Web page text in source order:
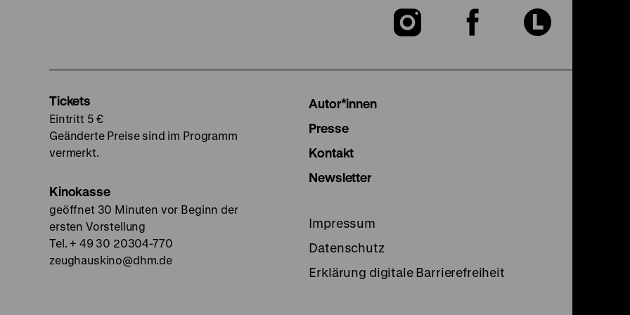
Zu
Zu
Zu
Tickets
Eintritt 5 €
Geänderte Preise sind im Programm
vermerkt.
Kinokasse
geöffnet 30 Minuten vor Beginn der
ersten Vorstellung
Tel. + 49 30 20304-770
zeughauskino@dhm.de
Autor*innen
Presse
Kontakt
Newsletter
Impressum
Datenschutz
Erklärung digitale Barrierefreiheit